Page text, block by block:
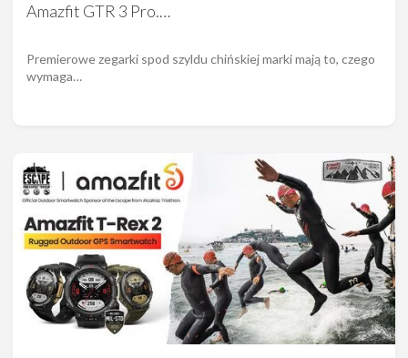
Amazfit GTR 3 Pro.…
Premierowe zegarki spod szyldu chińskiej marki mają to, czego
wymaga…